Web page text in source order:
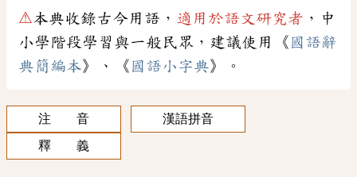
⚠本典收錄古今用語， 適用於語文研究者 ，中
小學階段學習與一般民眾，建議使用《 國語辭
典簡編本》、《 國語小字典》。
注 音
漢語拼音
釋 義